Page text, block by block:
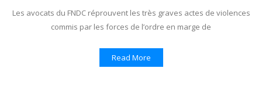
Les avocats du FNDC réprouvent les très graves actes de violences
commis par les forces de l’ordre en marge de
Read More